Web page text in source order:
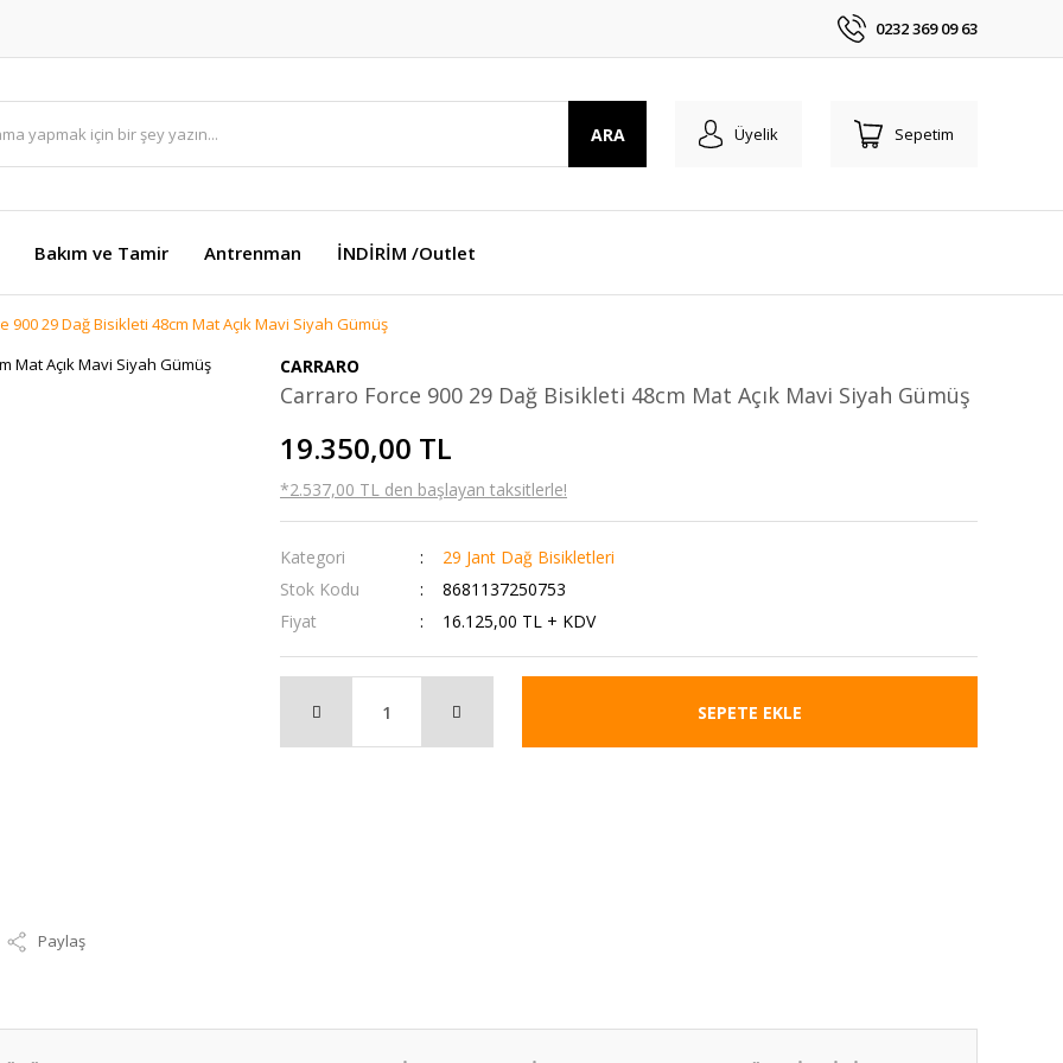
0232 369 09 63
ARA Üyelik Sepetim
Bakım ve Tamir Antrenman İNDİRİM /Outlet
900 29 Dağ Bisikleti 48cm Mat Açık Mavi Siyah Gümüş
Paylaş
CARRARO
Carraro Force 900 29 Dağ Bisikleti 48cm Mat Açık Mavi Siyah Gümüş
19.350,00 TL
*2.537,00 TL den başlayan taksitlerle!
Kategori
29 Jant Dağ Bisikletleri
Stok Kodu
8681137250753
Fiyat
16.125,00 TL + KDV
SEPETE EKLE